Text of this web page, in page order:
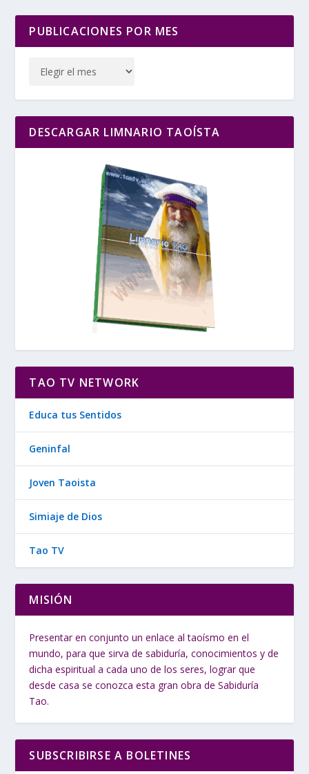
PUBLICACIONES POR MES
DESCARGAR LIMNARIO TAOÍSTA
TAO TV NETWORK
Educa tus Sentidos
Geninfal
Joven Taoista
Simiaje de Dios
Tao TV
MISIÓN
Presentar en conjunto un enlace al taoísmo en el
mundo, para que sirva de sabiduría, conocimientos y de
dicha espiritual a cada uno de los seres, lograr que
desde casa se conozca esta gran obra de Sabiduría
Tao.
SUBSCRIBIRSE A BOLETINES